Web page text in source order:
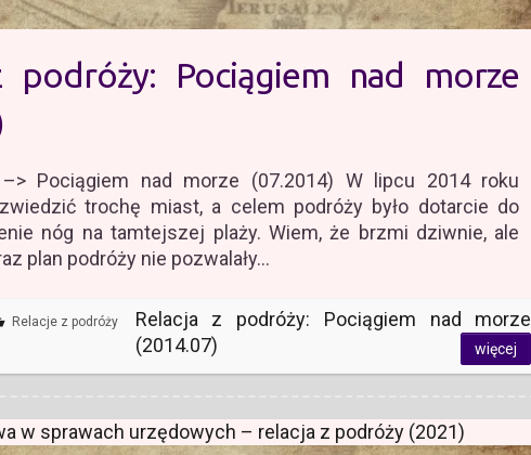
podróży: Pociągiem nad morze
Pociągiem nad morze (07.2014) W lipcu 2014 roku
trochę miast, a celem podróży było dotarcie do
nóg na tamtejszej plaży. Wiem, że brzmi dziwnie, ale
plan podróży nie pozwalały…
Relacje z podróży
Relacja z podróży: Pociągiem nad morze
(2014.07)
więcej
w sprawach urzędowych – relacja z podróży (2021)